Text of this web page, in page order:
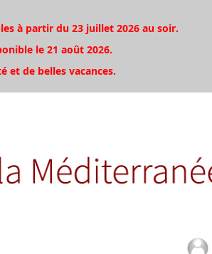
à partir du 23 juillet 2026 au soir.
le 21 août 2026.
et de belles vacances.